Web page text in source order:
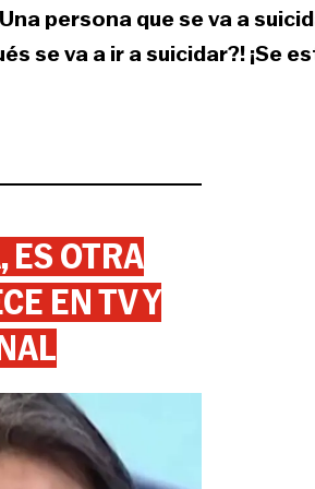
persona que se va a
se va a ir a suicidar?! ¡Se
ES OTRA
EN TV Y